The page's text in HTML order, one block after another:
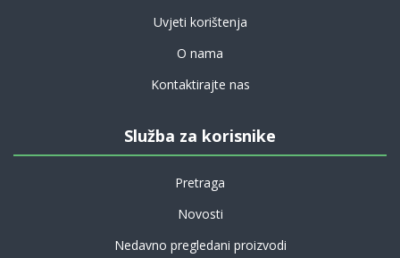
Uvjeti korištenja
O nama
Kontaktirajte nas
Služba za korisnike
Pretraga
Novosti
Nedavno pregledani proizvodi